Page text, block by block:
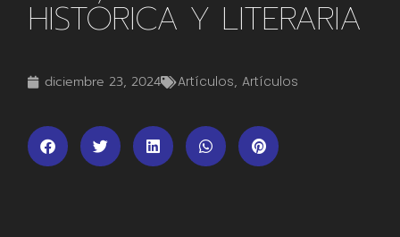
HISTÓRICA Y LITERARIA
diciembre 23, 2024 Artículos,Artículos